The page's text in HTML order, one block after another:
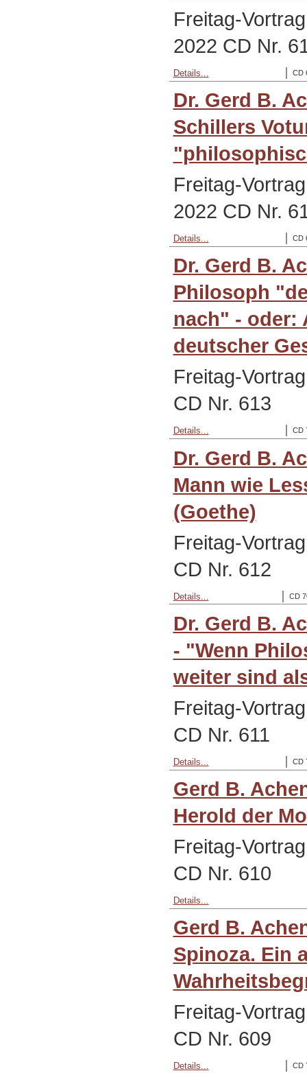
Freitag-
2022 CD Nr.
CD
Details...
Dr. Gerd B.
Schillers
Freitag-
2022 CD Nr.
CD
Details...
Dr. Gerd B.
Philosoph
nach" - oder:
deutscher
Freitag-
CD Nr. 613
CD
Details...
Dr. Gerd B.
Mann wie
(Goethe)
Freitag-
CD Nr. 612
CD
Details...
Dr. Gerd B.
- "Wenn
weiter sind
Freitag-
CD Nr. 611
CD
Details...
Gerd B.
Herold der
Freitag-
CD Nr. 610
Details...
Gerd B.
Spinoza. Ein
Freitag-
CD Nr. 609
CD
Details...